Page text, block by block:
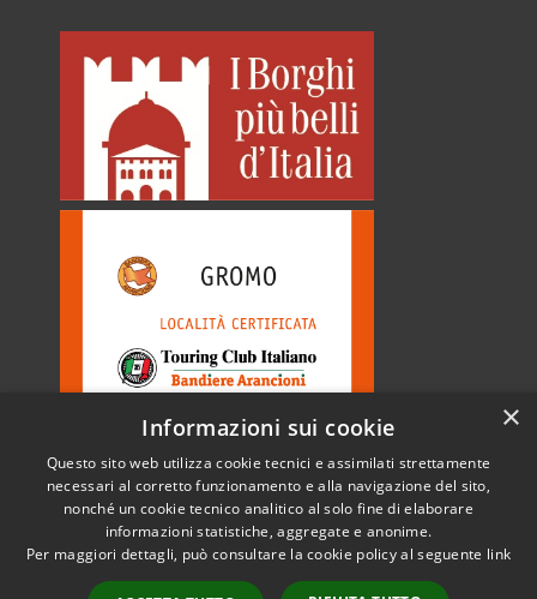
Accessibilità
Copyright © 2026 • Comune di
Gromo • Powered by
×
Informazioni sui cookie
Questo sito web utilizza cookie tecnici e assimilati strettamente
necessari al corretto funzionamento e alla navigazione del sito,
nonché un cookie tecnico analitico al solo fine di elaborare
informazioni statistiche, aggregate e anonime.
Per maggiori dettagli, può consultare la cookie policy al seguente link